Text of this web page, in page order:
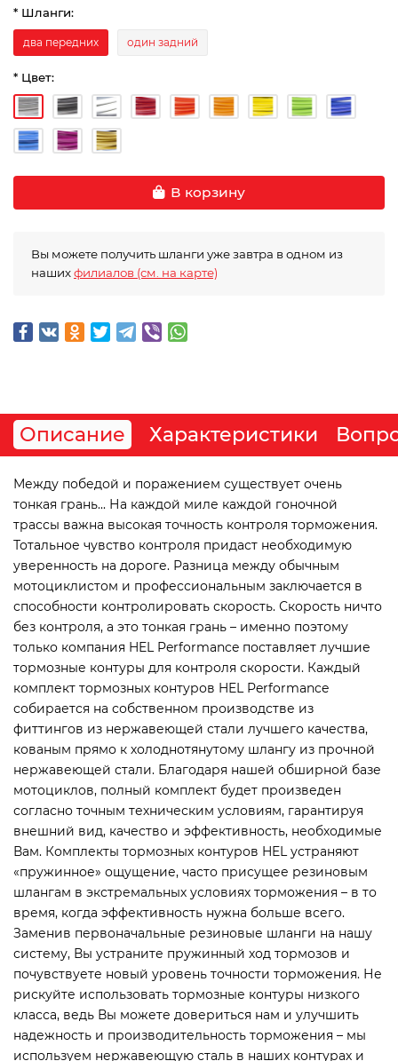
* Шланги:
два передних один задний
* Цвет:
В корзину
Вы можете получить шланги уже завтра в одном из
нашихфилиалов (см. на карте)
Описание Характеристики
Между победой и поражением существует очень
тонкая грань... На каждой миле каждой гоночной
трассы важна высокая точность контроля торможения.
Тотальное чувство контроля придаст необходимую
уверенность на дороге. Разница между обычным
мотоциклистом и профессиональным заключается в
способности контролировать скорость. Скорость ничто
без контроля, а это тонкая грань – именно поэтому
только компания HEL Performance поставляет лучшие
тормозные контуры для контроля скорости. Каждый
комплект тормозных контуров HEL Performance
собирается на собственном производстве из
фиттингов из нержавеющей стали лучшего качества,
кованым прямо к холоднотянутому шлангу из прочной
нержавеющей стали. Благодаря нашей обширной базе
мотоциклов, полный комплект будет произведен
согласно точным техническим условиям, гарантируя
внешний вид, качество и эффективность, необходимые
Вам. Комплекты тормозных контуров HEL устраняют
«пружинное» ощущение, часто присущее резиновым
шлангам в экстремальных условиях торможения – в то
время, когда эффективность нужна больше всего.
Заменив первоначальные резиновые шланги на нашу
систему, Вы устраните пружинный ход тормозов и
почувствуете новый уровень точности торможения. Не
рискуйте использовать тормозные контуры низкого
класса, ведь Вы можете довериться нам и улучшить
надежность и производительность торможения – мы
используем нержавеющую сталь в наших контурах и